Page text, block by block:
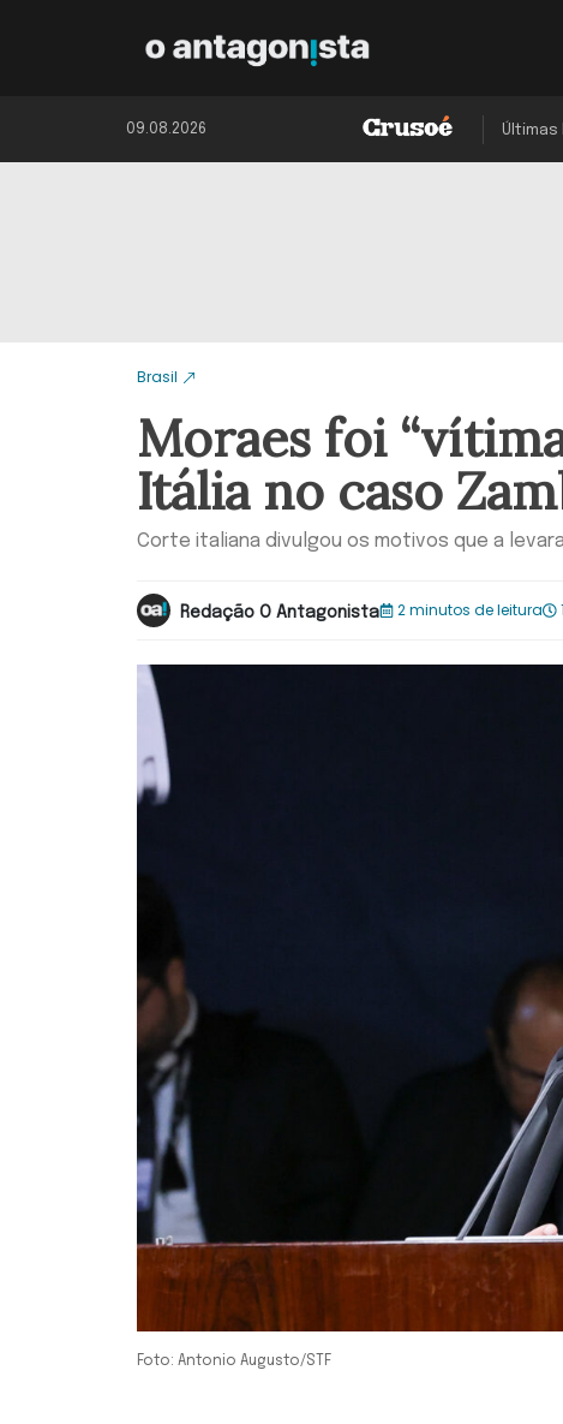
09.08.2026
Brasil
Moraes foi
Itália no caso
Corte italiana divulgou os motivos que a
Redação O Antagonista 2 minutos de leitura
Foto: Antonio Augusto/STF